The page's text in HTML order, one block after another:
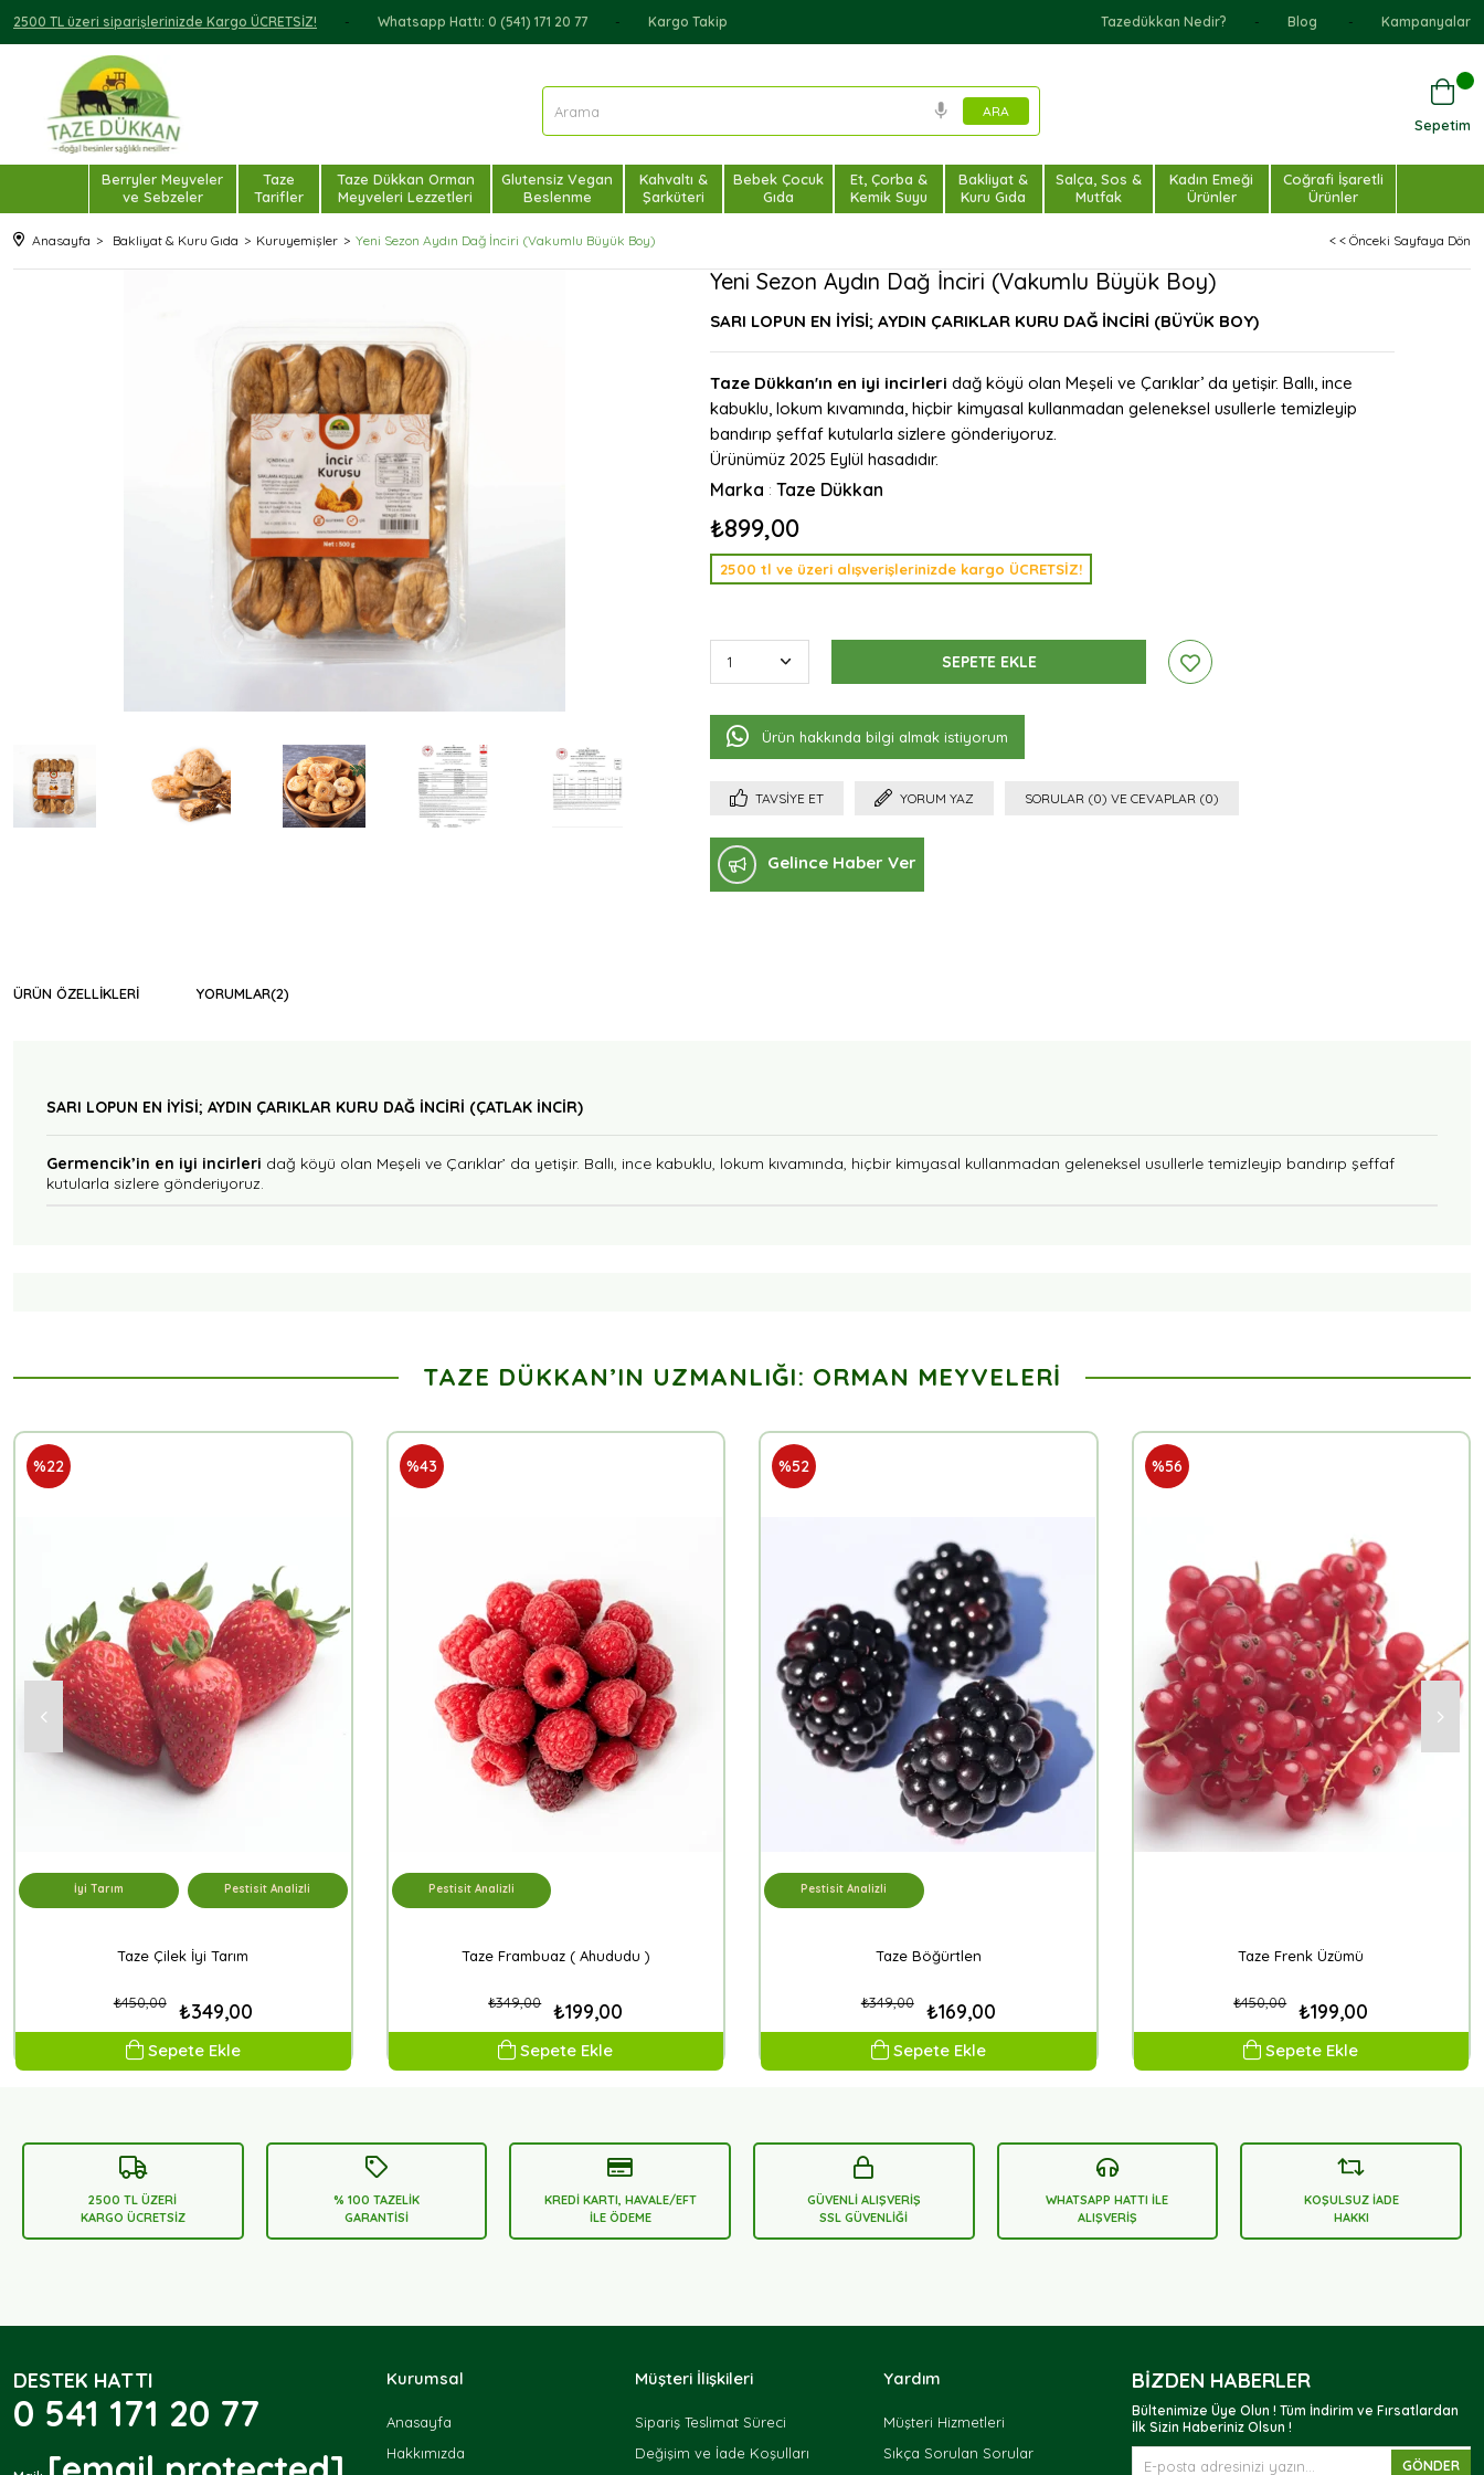
2500 TL üzeri siparişlerinizde Kargo ÜCRETSİZ! Whatsapp Hattı: 0 (541) 171 20 77 Kargo Takip Tazedükkan Nedir? Blog Kampanyalar
Sepetim
Berryler Meyveler
ve Sebzeler
Taze
Tarifler
Taze Dükkan Orman
Meyveleri Lezzetleri
Glutensiz Vegan
Beslenme
Kahvaltı &
Şarküteri
Bebek Çocuk
Gıda
Et, Çorba &
Kemik Suyu
Bakliyat &
Kuru Gıda
Salça, Sos &
Mutfak
Kadın Emeği
Ürünler
Coğrafi İşaretli
Ürünler
Anasayfa Bakliyat & Kuru Gıda Kuruyemişler Yeni Sezon Aydın Dağ İnciri (Vakumlu Büyük Boy) < < Önceki Sayfaya Dön
Yeni Sezon Aydın Dağ İnciri (Vakumlu Büyük Boy)
SARI LOPUN EN İYİSİ; AYDIN ÇARIKLAR KURU DAĞ İNCİRİ (BÜYÜK BOY)
Taze Dükkan'ın en iyi incirleri dağ köyü olan Meşeli ve Çarıklar’ da yetişir. Ballı, ince
kabuklu, lokum kıvamında, hiçbir kimyasal kullanmadan geleneksel usullerle temizleyip
bandırıp şeffaf kutularla sizlere gönderiyoruz.
Ürünümüz 2025 Eylül hasadıdır.
Marka : Taze Dükkan
₺899,00
2500 tl ve üzeri alışverişlerinizde kargo ÜCRETSİZ!
Ürün hakkında bilgi almak istiyorum
TAVSIYE ET YORUM YAZ SORULAR (0) VE CEVAPLAR (0)
Gelince Haber Ver
ÜRÜN ÖZELLIKLERI YORUMLAR(2)
SARI LOPUN EN İYİSİ; AYDIN ÇARIKLAR KURU DAĞ İNCİRİ (ÇATLAK İNCİR)
Germencik’in en iyi incirleri dağ köyü olan Meşeli ve Çarıklar’ da yetişir. Ballı, ince kabuklu, lokum kıvamında, hiçbir kimyasal kullanmadan geleneksel usullerle temizleyip bandırıp şeffaf
kutularla sizlere gönderiyoruz.
TAZE DÜKKAN’IN UZMANLIĞI: ORMAN MEYVELERI
Taze Çilek İyi Tarım
₺349,00
₺450,00
Sepete Ekle
İyi Tarım Pestisit Analizli
%22
Taze Frambuaz ( Ahududu )
₺199,00
₺349,00
Sepete Ekle
Pestisit Analizli
%43
Taze Böğürtlen
₺169,00
₺349,00
Sepete Ekle
Pestisit Analizli
%52
Taze Frenk Üzümü
₺199,00
₺450,00
Sepete Ekle
%56
2500 TL ÜZERİ
KARGO ÜCRETSİZ
% 100 TAZELİK
GARANTİSİ
KREDİ KARTI, HAVALE/EFT
İLE ÖDEME
GÜVENLİ ALIŞVERİŞ
SSL GÜVENLİĞİ
WHATSAPP HATTI İLE
ALIŞVERİŞ
KOŞULSUZ İADE
HAKKI
DESTEK HATTI
0 541 171 20 77
Kurumsal
Anasayfa
Hakkımızda
Müşteri İlişkileri
Sipariş Teslimat Süreci
Değişim ve İade Koşulları
Yardım
Müşteri Hizmetleri
Sıkça Sorulan Sorular
BIZDEN HABERLER
Bültenimize Üye Olun ! Tüm İndirim ve Fırsatlardan
İlk Sizin Haberiniz Olsun !
GÖNDER